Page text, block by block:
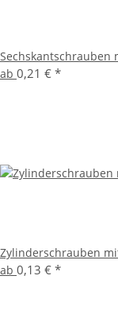
Sechskantschrauben
ab 0,21 € *
Zylinderschrauben
ab 0,13 € *